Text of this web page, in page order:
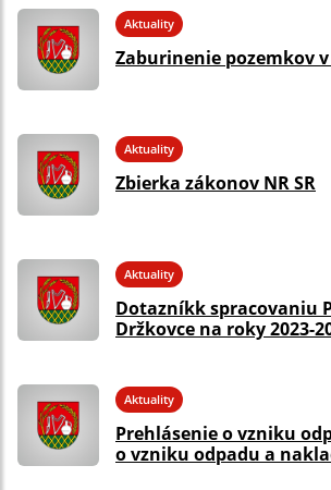
Aktuality
Zaburinenie pozemkov
Aktuality
Zbierka zákonov NR SR
Aktuality
Dotazníkk spracovaniu
Držkovce na roky 2023-
Aktuality
Prehlásenie o vzniku
o vzniku odpadu a